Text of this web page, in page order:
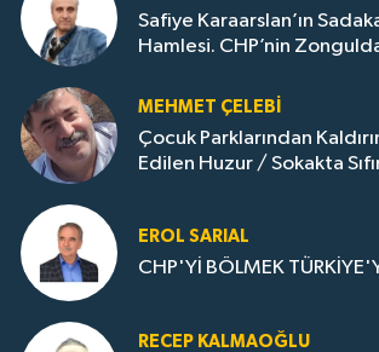
Safiye Karaarslan’ın
Hamlesi. CHP’nin
MEHMET ÇELEBI
Çocuk Parklarından
Edilen Huzur / Sokakta
EROL SARIAL
CHP'Yİ BÖLMEK
RECEP KALMAOĞLU